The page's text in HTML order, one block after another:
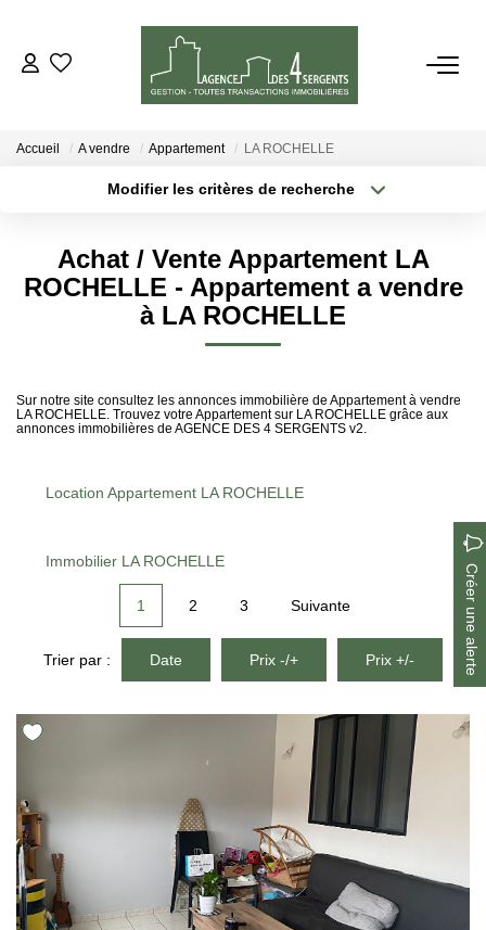
VENTES
GESTION
CONTACT
Accueil A vendre Appartement LA ROCHELLE
Modifier les critères de recherche
Sélectionnez...
Type de bien
Surface min
Achat / Vente Appartement LA
ROCHELLE - Appartement a vendre
à LA ROCHELLE
Sur notre site consultez les annonces immobilière de Appartement à vendre
LA ROCHELLE. Trouvez votre Appartement sur LA ROCHELLE grâce aux
annonces immobilières de AGENCE DES 4 SERGENTS v2.
Location Appartement LA ROCHELLE
Immobilier LA ROCHELLE
Créer une alerte
1 2 3 Suivante
Trier par : Date Prix -/+ Prix +/-